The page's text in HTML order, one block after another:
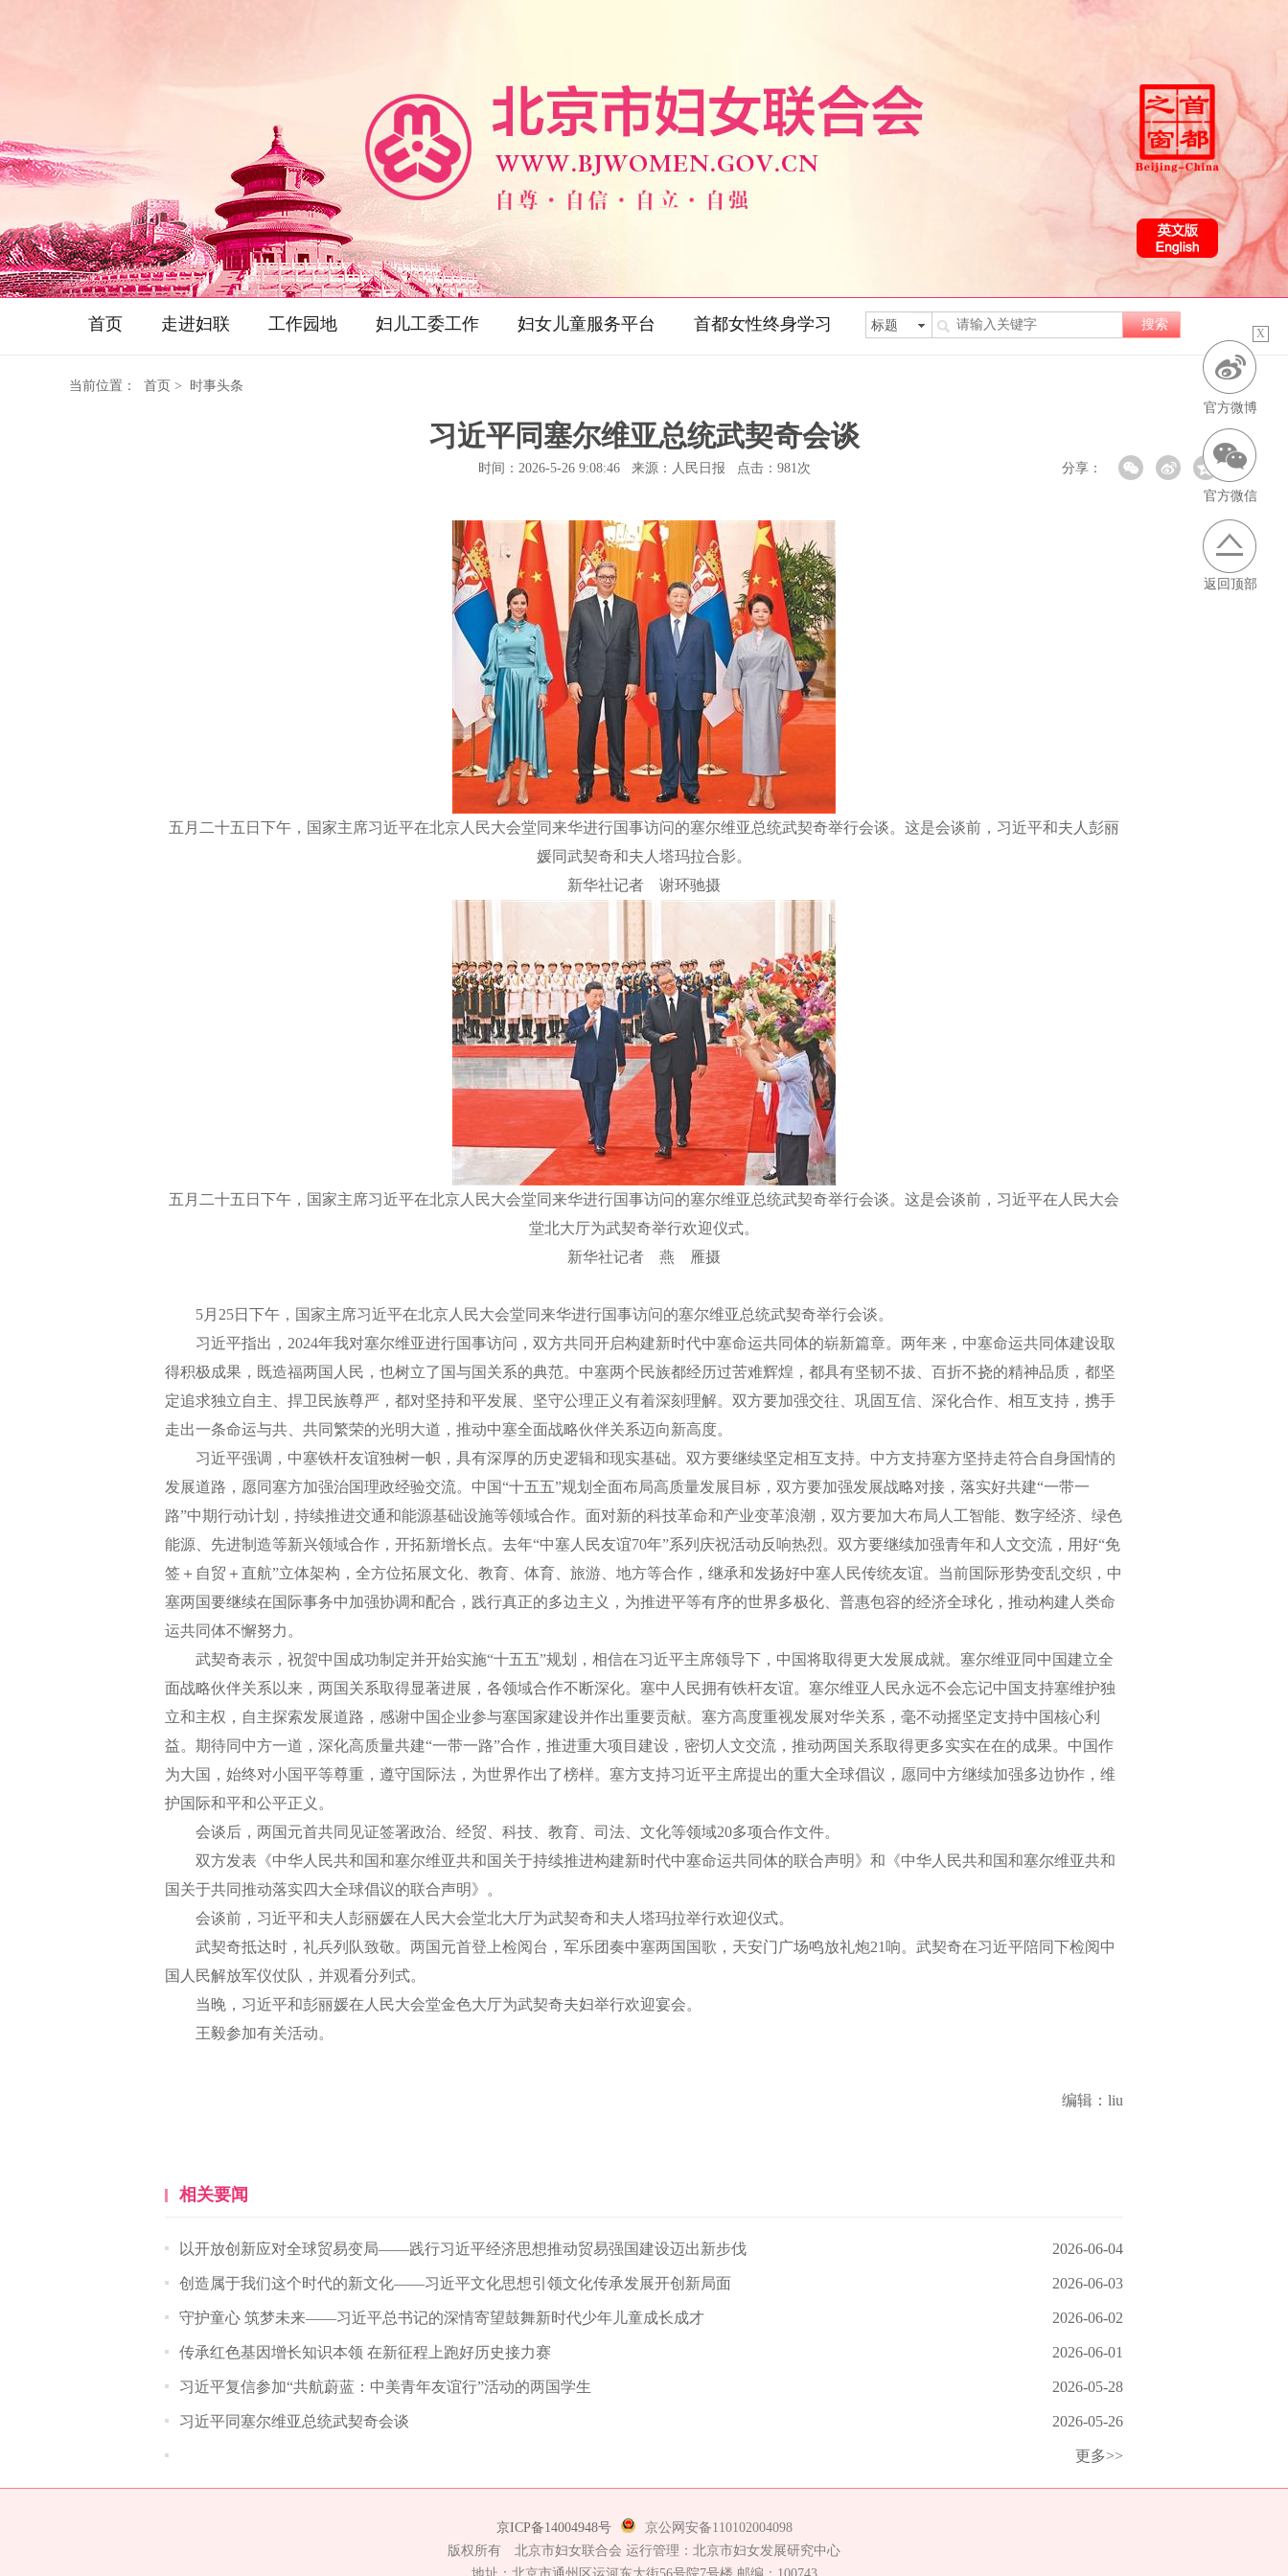
首页 走进妇联 工作园地 妇儿工委工作 妇女儿童服务平台 首都女性终身学习
当前位置： 首页 > 时事头条
习近平同塞尔维亚总统武契奇会谈
时间：2026-5-26 9:08:46 来源：人民日报 点击： 981次 分享：
五月二十五日下午，国家主席习近平在北京人民大会堂同来华进行国事访问的塞尔维亚总统武契奇举行会谈。这是会谈前，习近平和夫人彭丽
媛同武契奇和夫人塔玛拉合影。
新华社记者 谢环驰摄
五月二十五日下午，国家主席习近平在北京人民大会堂同来华进行国事访问的塞尔维亚总统武契奇举行会谈。这是会谈前，习近平在人民大会
堂北大厅为武契奇举行欢迎仪式。
新华社记者 燕 雁摄
5月25日下午，国家主席习近平在北京人民大会堂同来华进行国事访问的塞尔维亚总统武契奇举行会谈。
习近平指出，2024年我对塞尔维亚进行国事访问，双方共同开启构建新时代中塞命运共同体的崭新篇章。两年来，中塞命运共同体建设取
得积极成果，既造福两国人民，也树立了国与国关系的典范。中塞两个民族都经历过苦难辉煌，都具有坚韧不拔、百折不挠的精神品质，都坚
定追求独立自主、捍卫民族尊严，都对坚持和平发展、坚守公理正义有着深刻理解。双方要加强交往、巩固互信、深化合作、相互支持，携手
走出一条命运与共、共同繁荣的光明大道，推动中塞全面战略伙伴关系迈向新高度。
习近平强调，中塞铁杆友谊独树一帜，具有深厚的历史逻辑和现实基础。双方要继续坚定相互支持。中方支持塞方坚持走符合自身国情的
发展道路，愿同塞方加强治国理政经验交流。中国“十五五”规划全面布局高质量发展目标，双方要加强发展战略对接，落实好共建“一带一
路”中期行动计划，持续推进交通和能源基础设施等领域合作。面对新的科技革命和产业变革浪潮，双方要加大布局人工智能、数字经济、绿色
能源、先进制造等新兴领域合作，开拓新增长点。去年“中塞人民友谊70年”系列庆祝活动反响热烈。双方要继续加强青年和人文交流，用好“免
签＋自贸＋直航”立体架构，全方位拓展文化、教育、体育、旅游、地方等合作，继承和发扬好中塞人民传统友谊。当前国际形势变乱交织，中
塞两国要继续在国际事务中加强协调和配合，践行真正的多边主义，为推进平等有序的世界多极化、普惠包容的经济全球化，推动构建人类命
运共同体不懈努力。
武契奇表示，祝贺中国成功制定并开始实施“十五五”规划，相信在习近平主席领导下，中国将取得更大发展成就。塞尔维亚同中国建立全
面战略伙伴关系以来，两国关系取得显著进展，各领域合作不断深化。塞中人民拥有铁杆友谊。塞尔维亚人民永远不会忘记中国支持塞维护独
立和主权，自主探索发展道路，感谢中国企业参与塞国家建设并作出重要贡献。塞方高度重视发展对华关系，毫不动摇坚定支持中国核心利
益。期待同中方一道，深化高质量共建“一带一路”合作，推进重大项目建设，密切人文交流，推动两国关系取得更多实实在在的成果。中国作
为大国，始终对小国平等尊重，遵守国际法，为世界作出了榜样。塞方支持习近平主席提出的重大全球倡议，愿同中方继续加强多边协作，维
护国际和平和公平正义。
会谈后，两国元首共同见证签署政治、经贸、科技、教育、司法、文化等领域20多项合作文件。
双方发表《中华人民共和国和塞尔维亚共和国关于持续推进构建新时代中塞命运共同体的联合声明》和《中华人民共和国和塞尔维亚共和
国关于共同推动落实四大全球倡议的联合声明》。
会谈前，习近平和夫人彭丽媛在人民大会堂北大厅为武契奇和夫人塔玛拉举行欢迎仪式。
武契奇抵达时，礼兵列队致敬。两国元首登上检阅台，军乐团奏中塞两国国歌，天安门广场鸣放礼炮21响。武契奇在习近平陪同下检阅中
国人民解放军仪仗队，并观看分列式。
当晚，习近平和彭丽媛在人民大会堂金色大厅为武契奇夫妇举行欢迎宴会。
王毅参加有关活动。
编辑：liu
相关要闻
以开放创新应对全球贸易变局——践行习近平经济思想推动贸易强国建设迈出新步伐 2026-06-04
创造属于我们这个时代的新文化——习近平文化思想引领文化传承发展开创新局面 2026-06-03
守护童心 筑梦未来——习近平总书记的深情寄望鼓舞新时代少年儿童成长成才 2026-06-02
传承红色基因增长知识本领 在新征程上跑好历史接力赛 2026-06-01
习近平复信参加“共航蔚蓝：中美青年友谊行”活动的两国学生 2026-05-28
习近平同塞尔维亚总统武契奇会谈 2026-05-26
更多>>
京ICP备14004948号
京公网安备110102004098
版权所有 北京市妇女联合会 运行管理：北京市妇女发展研究中心
官方微博
官方微信
返回顶部
X